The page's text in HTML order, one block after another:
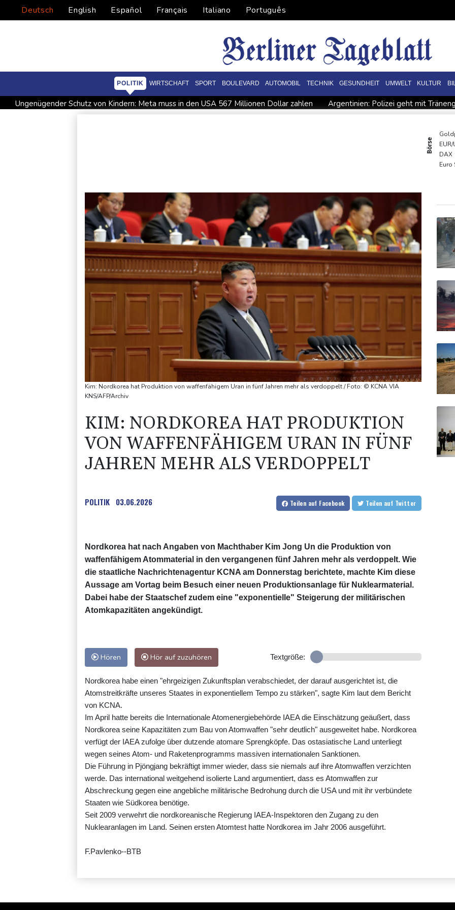
Deutsch English Español Français Italiano Português
POLITIK WIRTSCHAFT SPORT BOULEVARD AUTOMOBIL TECHNIK GESUNDHEIT UMWELT KULTUR
Ungenügender Schutz von Kindern: Meta muss in den USA 567 Millionen Dollar zahlen
Argentinien: Polizei geht mit
Infantinos Investorenplan: FIFA-
Kreise: Türkei will
Börse
EUR/
DAX
Euro
Kim: Nordkorea hat Produktion von waffenfähigem Uran in fünf Jahren mehr als verdoppelt / Foto: © KCNA VIA
KNS/AFP/Archiv
KIM: NORDKOREA HAT PRODUKTION
VON WAFFENFÄHIGEM URAN IN FÜNF
JAHREN MEHR ALS VERDOPPELT
POLITIK 03.06.2026 Teilen auf Facebook Teilen auf Twitter
Nordkorea hat nach Angaben von Machthaber Kim Jong Un die Produktion von
waffenfähigem Atommaterial in den vergangenen fünf Jahren mehr als verdoppelt. Wie
die staatliche Nachrichtenagentur KCNA am Donnerstag berichtete, machte Kim diese
Aussage am Vortag beim Besuch einer neuen Produktionsanlage für Nuklearmaterial.
Dabei habe der Staatschef zudem eine "exponentielle" Steigerung der militärischen
Atomkapazitäten angekündigt.
Hören Hör auf zuzuhören Textgröße:
Nordkorea habe einen "ehrgeizigen Zukunftsplan verabschiedet, der darauf ausgerichtet ist, die
Atomstreitkräfte unseres Staates in exponentiellem Tempo zu stärken", sagte Kim laut dem Bericht
von KCNA.
Im April hatte bereits die Internationale Atomenergiebehörde IAEA die Einschätzung geäußert, dass
Nordkorea seine Kapazitäten zum Bau von Atomwaffen "sehr deutlich" ausgeweitet habe. Nordkorea
verfügt der IAEA zufolge über dutzende atomare Sprengköpfe. Das ostasiatische Land unterliegt
wegen seines Atom- und Raketenprogramms massiven internationalen Sanktionen.
Die Führung in Pjöngjang bekräftigt immer wieder, dass sie niemals auf ihre Atomwaffen verzichten
werde. Das international weitgehend isolierte Land argumentiert, dass es Atomwaffen zur
Abschreckung gegen eine angebliche militärische Bedrohung durch die USA und mit ihr verbündete
Staaten wie Südkorea benötige.
Seit 2009 verwehrt die nordkoreanische Regierung IAEA-Inspektoren den Zugang zu den
Nuklearanlagen im Land. Seinen ersten Atomtest hatte Nordkorea im Jahr 2006 ausgeführt.
F.Pavlenko--BTB